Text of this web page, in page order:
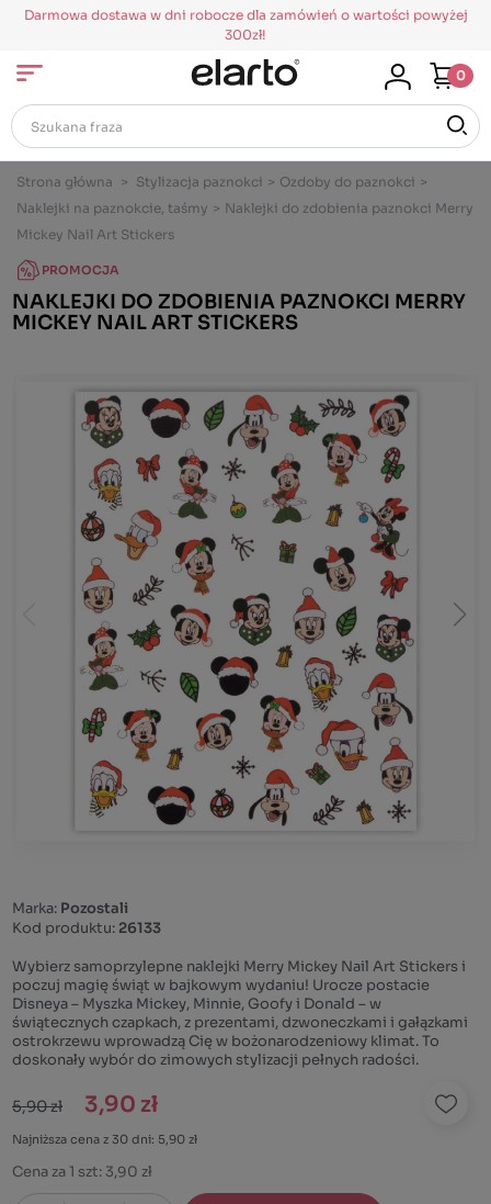
Darmowa dostawa w dni robocze dla zamówień o wartości powyżej
300zł!
0
Strona główna > Stylizacja paznokci > Ozdoby do paznokci >
Naklejki na paznokcie, taśmy > Naklejki do zdobienia paznokci Merry
Mickey Nail Art Stickers
PROMOCJA
NAKLEJKI DO ZDOBIENIA PAZNOKCI MERRY
MICKEY NAIL ART STICKERS
Marka: Pozostali
Kod produktu: 26133
Wybierz samoprzylepne naklejki Merry Mickey Nail Art Stickers i
poczuj magię świąt w bajkowym wydaniu! Urocze postacie
Disneya – Myszka Mickey, Minnie, Goofy i Donald – w
świątecznych czapkach, z prezentami, dzwoneczkami i gałązkami
ostrokrzewu wprowadzą Cię w bożonarodzeniowy klimat. To
doskonały wybór do zimowych stylizacji pełnych radości.
5,90 zł 3,90 zł
Najniższa cena z 30 dni: 5,90 zł
Cena za 1 szt: 3,90 zł